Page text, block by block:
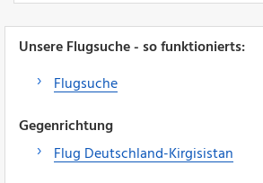
Unsere Flugsuche - so funktionierts:
Flugsuche
Gegenrichtung
Flug Deutschland-Kirgisistan